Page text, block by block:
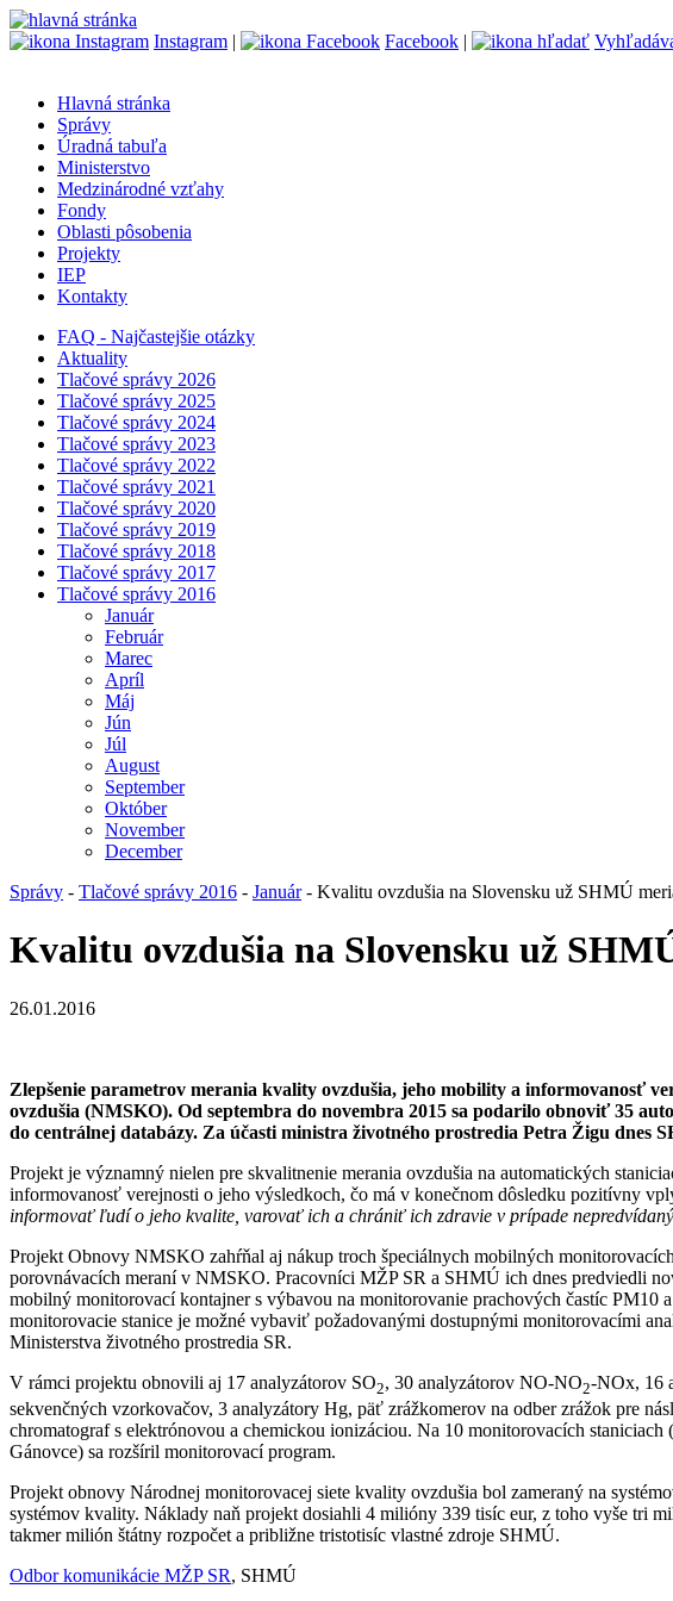
Instagram | Facebook |
Hlavná stránka
Správy
Úradná tabuľa
Ministerstvo
Medzinárodné vzťahy
Fondy
Oblasti pôsobenia
Projekty
IEP
Kontakty
FAQ - Najčastejšie otázky
Aktuality
Tlačové správy 2026
Tlačové správy 2025
Tlačové správy 2024
Tlačové správy 2023
Tlačové správy 2022
Tlačové správy 2021
Tlačové správy 2020
Tlačové správy 2019
Tlačové správy 2018
Tlačové správy 2017
Tlačové správy 2016
Január
Február
Marec
Apríl
Máj
Jún
Júl
August
September
Október
November
December
Správy - Tlačové správy 2016 - Január- Kvalitu ovzdušia na Slovensku už SHMÚ
Kvalitu ovzdušia na Slovensku už
26.01.2016
Zlepšenie parametrov merania kvality ovzdušia, jeho mobility a informovanosť
ovzdušia (NMSKO). Od septembra do novembra 2015 sa podarilo obnoviť 35
do centrálnej databázy. Za účasti ministra životného prostredia Petra Žigu dnes
Projekt je významný nielen pre skvalitnenie merania ovzdušia na automatických
informovanosť verejnosti o jeho výsledkoch, čo má v konečnom dôsledku pozitívny
informovať ľudí o jeho kvalite, varovať ich a chrániť ich zdravie v prípade
Projekt Obnovy NMSKO zahŕňal aj nákup troch špeciálnych mobilných
porovnávacích meraní v NMSKO. Pracovníci MŽP SR a SHMÚ ich dnes predviedli
mobilný monitorovací kontajner s výbavou na monitorovanie prachových častíc
monitorovacie stanice je možné vybaviť požadovanými dostupnými monitorovacími
Ministerstva životného prostredia SR.
V rámci projektu obnovili aj 17 analyzátorov SO2, 30 analyzátorov NO-NO2-NOx, 16
sekvenčných vzorkovačov, 3 analyzátory Hg, päť zrážkomerov na odber zrážok pre
chromatograf s elektrónovou a chemickou ionizáciou. Na 10 monitorovacích
Gánovce) sa rozšíril monitorovací program.
Projekt obnovy Národnej monitorovacej siete kvality ovzdušia bol zameraný na
systémov kvality. Náklady naň projekt dosiahli 4 milióny 339 tisíc eur, z toho vyše tri
takmer milión štátny rozpočet a približne tristotisíc vlastné zdroje SHMÚ.
Odbor komunikácie MŽP SR, SHMÚ